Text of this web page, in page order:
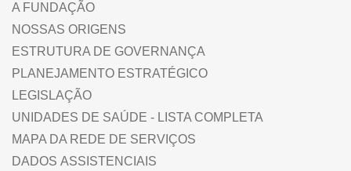
A FUNDAÇÃO
NOSSAS ORIGENS
ESTRUTURA DE GOVERNANÇA
PLANEJAMENTO ESTRATÉGICO
LEGISLAÇÃO
UNIDADES DE SAÚDE - LISTA COMPLETA
MAPA DA REDE DE SERVIÇOS
DADOS ASSISTENCIAIS